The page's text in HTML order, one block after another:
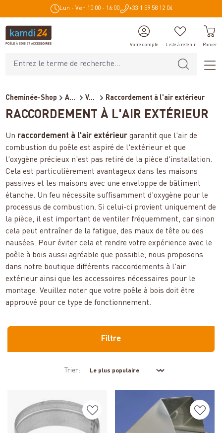
principal Lun - Ven 10:00 - 16:00 +33 1 59 58 12 04
Votre compte Liste à retenir Panier
Cheminée-Shop Accessoires de cheminée Ventilation et déventilation Raccordement à l'air extérieur
RACCORDEMENT À L'AIR EXTÉRIEUR
Un raccordement à l'air extérieur garantit que l'air de
combustion du poêle est aspiré de l'extérieur et que
l'oxygène précieux n'est pas retiré de la pièce d'installation.
Cela est particulièrement avantageux dans les maisons
passives et les maisons avec une enveloppe de bâtiment
étanche. Un feu nécessite suffisamment d'oxygène pour le
processus de combustion. Si celui-ci provient uniquement de
la pièce, il est important de ventiler fréquemment, car sinon
cela peut entraîner de la fatigue, des maux de tête ou des
nausées. Pour éviter cela et rendre votre expérience avec le
poêle à bois aussi agréable que possible, nous proposons
dans notre boutique différents raccordements à l'air
extérieur ainsi que les accessoires nécessaires pour le
montage. Veuillez noter que votre poêle à bois doit être
approuvé pour ce type de fonctionnement.
Filtre
Trier: